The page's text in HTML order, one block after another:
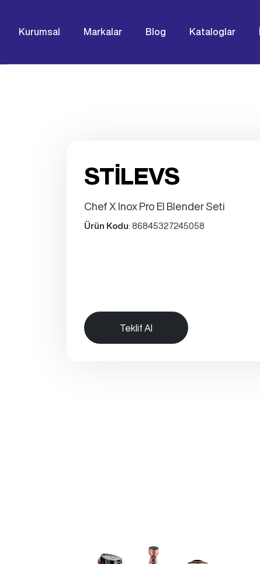
Kurumsal Markalar Blog Kataloglar
STİLEVS
Chef X Inox Pro El Blender Seti
Ürün Kodu: 86845327245058
Teklif Al